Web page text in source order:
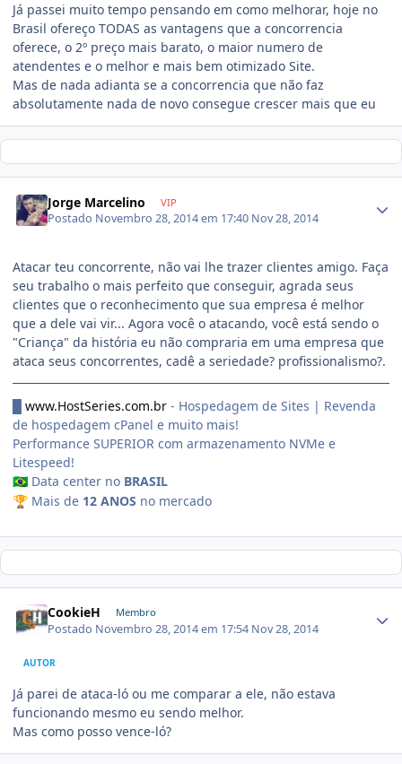
Já passei muito tempo pensando em como melhorar, hoje no
Brasil ofereço TODAS as vantagens que a concorrencia
oferece, o 2º preço mais barato, o maior numero de
atendentes e o melhor e mais bem otimizado Site.
Mas de nada adianta se a concorrencia que não faz
absolutamente nada de novo consegue crescer mais que eu
Jorge Marcelino VIP
Postado Novembro 28, 2014 em 17:40 Nov 28, 2014
Atacar teu concorrente, não vai lhe trazer clientes amigo. Faça
seu trabalho o mais perfeito que conseguir, agrada seus
clientes que o reconhecimento que sua empresa é melhor
que a dele vai vir... Agora você o atacando, você está sendo o
"Criança" da história eu não compraria em uma empresa que
ataca seus concorrentes, cadê a seriedade? profissionalismo?.
www.HostSeries.com.br - Hospedagem de Sites | Revenda
de hospedagem cPanel e muito mais!
Performance SUPERIOR com armazenamento NVMe e
Litespeed!
🇧🇷 Data center no BRASIL
🏆 Mais de 12 ANOS no mercado
CookieH Membro
Postado Novembro 28, 2014 em 17:54 Nov 28, 2014
AUTOR
Já parei de ataca-ló ou me comparar a ele, não estava
funcionando mesmo eu sendo melhor.
Mas como posso vence-ló?